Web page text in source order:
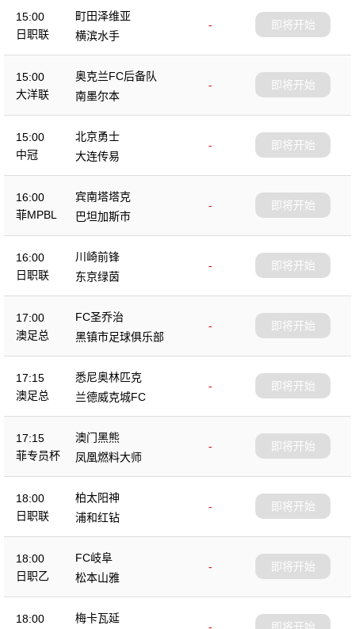
15:00
日职联
町田泽维亚
-
横滨水手
即将开始
15:00
大洋联
奥克兰FC后备队
-
南墨尔本
即将开始
15:00
中冠
北京勇士
-
大连传易
即将开始
16:00
菲MPBL
宾南塔塔克
-
巴坦加斯市
即将开始
16:00
日职联
川崎前锋
-
东京绿茵
即将开始
17:00
澳足总
FC圣乔治
-
黑镇市足球俱乐部
即将开始
17:15
澳足总
悉尼奥林匹克
-
兰德威克城FC
即将开始
17:15
菲专员杯
澳门黑熊
-
凤凰燃料大师
即将开始
18:00
日职联
柏太阳神
-
浦和红钻
即将开始
18:00
日职乙
FC岐阜
-
松本山雅
即将开始
18:00 梅卡瓦延